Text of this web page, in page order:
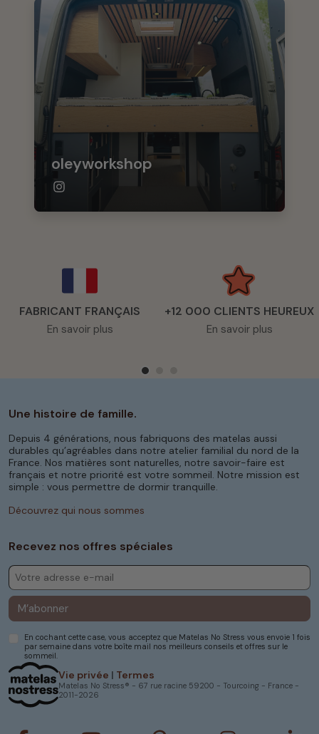
oleyworkshop
FABRICANT FRANÇAIS
En savoir plus
+12 000 CLIENTS HEUREUX
En savoir plus
Vie privée | Termes
Matelas No Stress® - 67 rue racine 59200 - Tourcoing - France -
2011-2026
Une histoire de famille.
Depuis 4 générations, nous fabriquons des matelas aussi
durables qu’agréables dans notre atelier familial du nord de la
France. Nos matières sont naturelles, notre savoir-faire est
français et notre priorité est votre sommeil. Notre mission est
simple : vous permettre de dormir tranquille.
Découvrez qui nous sommes
Recevez nos offres spéciales
M’abonner
En cochant cette case, vous acceptez que Matelas No Stress vous envoie 1 fois
par semaine dans votre boîte mail nos meilleurs conseils et offres sur le
sommeil.